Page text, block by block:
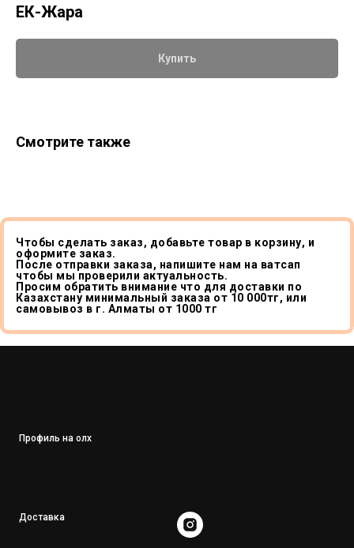
ЕК-Жара
Купить
Смотрите также
Чтобы сделать заказ, добавьте товар в корзину, и
оформите заказ.
После отправки заказа, напишите нам на ватсап
чтобы мы проверили актуальность.
Просим обратить внимание что для доставки по
Казахстану минимальный заказа от 10 000тг, или
самовывоз в г. Алматы от 1000 тг
Профиль на олх
Доставка